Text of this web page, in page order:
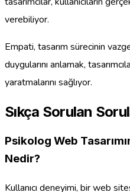
verebiliyor.
Empati, tasarım sürecinin
duygularını anlamak,
yaratmalarını sağlıyor.
Sıkça Sorulan
Psikolog Web
Nedir?
Kullanıcı deneyimi, bir web